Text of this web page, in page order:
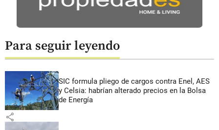
Para seguir leyendo
SIC formula pliego de cargos contra Enel, AES
y Celsia: habrían alterado precios en la Bolsa
de Energía
share